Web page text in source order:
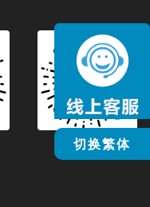
切换繁体
智慧生活服务